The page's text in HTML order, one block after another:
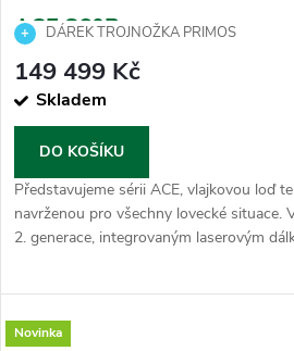
ACE S60R
DÁREK TROJNOŽKA PRIMOS
149 499 Kč
Skladem
DO KOŠÍKU
Představujeme sérii ACE, vlajkovou loď
navrženou pro všechny lovecké situace.
2. generace, integrovaným laserovým
Novinka